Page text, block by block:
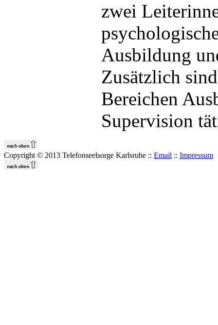
zwei
Ausbildung
Zusätzlich
Bereichen
Supervision
Copyright © 2013 Telefonseelsorge Karlsruhe :: Email :: Impressum